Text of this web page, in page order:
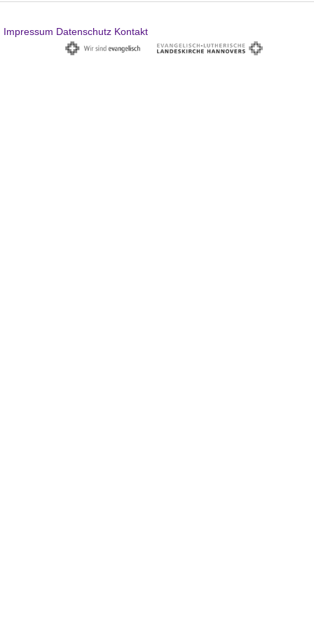
Impressum Datenschutz Kontakt